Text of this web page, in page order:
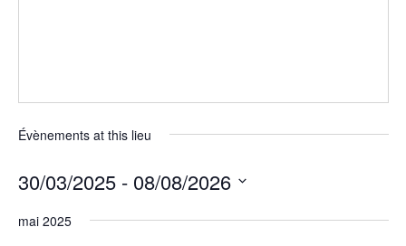
Évènements at this lieu
30/03/2025 - 08/08/2026
une
date.
mai 2025